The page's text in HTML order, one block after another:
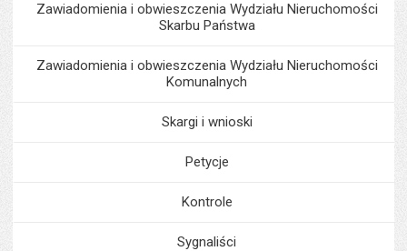
Zawiadomienia i obwieszczenia Wydziału Nieruchomości
Skarbu Państwa
Zawiadomienia i obwieszczenia Wydziału Nieruchomości
Komunalnych
Skargi i wnioski
Petycje
Kontrole
Sygnaliści